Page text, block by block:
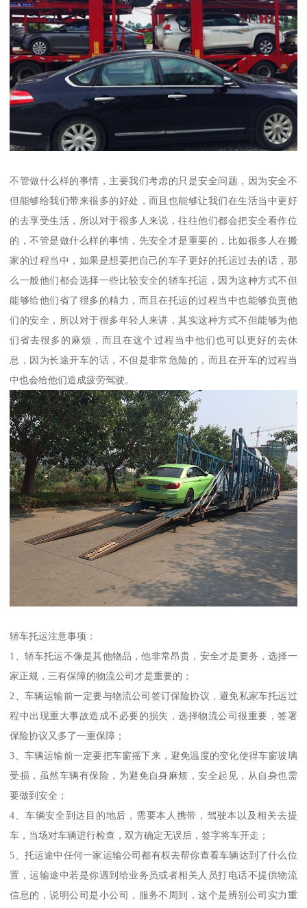
不管做什么样的事情，主要我们考虑的只是安全问题，因为安全不
但能够给我们带来很多的好处，而且也能够让我们在生活当中更好
的去享受生活，所以对于很多人来说，往往他们都会把安全看作位
的，不管是做什么样的事情，先安全才是重要的，比如很多人在搬
家的过程当中，如果是想要把自己的车子更好的托运过去的话，那
么一般他们都会选择一些比较安全的轿车托运，因为这种方式不但
能够给他们省了很多的精力，而且在托运的过程当中也能够负责他
们的安全，所以对于很多年轻人来讲，其实这种方式不但能够为他
们省去很多的麻烦，而且在这个过程当中他们也可以更好的去休
息，因为长途开车的话，不但是非常危险的，而且在开车的过程当
中也会给他们造成疲劳驾驶。
轿车托运注意事项：
1、轿车托运不像是其他物品，他非常昂贵，安全才是要务，选择一
家正规，三有保障的物流公司才是重要的；
2、车辆运输前一定要与物流公司签订保险协议，避免私家车托运过
程中出现重大事故造成不必要的损失，选择物流公司很重要，签署
保险协议又多了一重保障；
3、车辆运输前一定要把车窗摇下来，避免温度的变化使得车窗玻璃
受损，虽然车辆有保险，为避免自身麻烦，安全起见，从自身也需
要做到安全；
4、车辆安全到达目的地后，需要本人携带，驾驶本以及相关去提
车，当场对车辆进行检查，双方确定无误后，签字将车开走；
5、托运途中任何一家运输公司都有权去帮你查看车辆达到了什么位
置，运输途中若是你遇到给业务员或者相关人员打电话不提供物流
信息的，说明公司是小公司，服务不周到，这个是辨别公司实力重